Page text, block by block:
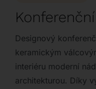
Designový
keramickým
interiéru moderní
architekturou. Díky